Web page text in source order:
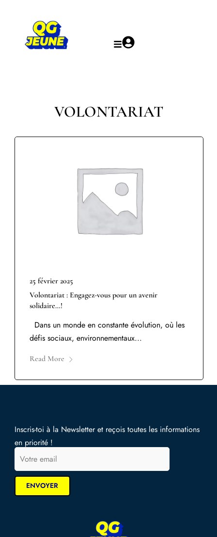
VOLONTARIAT
25 février 2025
Volontariat : Engagez-vous pour un avenir
solidaire…!
Dans un monde en constante évolution, où les
défis sociaux, environnementaux...
Read More
Inscris-toi à la Newsletter et reçois toutes les informations
en priorité !